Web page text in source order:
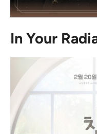
In Your